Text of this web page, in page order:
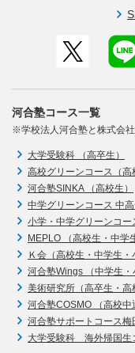
河合塾コース一覧
※学校法人河合塾と株式会
大学受験科 （高卒生）
高校グリーンコース（高
河合塾SINKA （高校生）
中学グリーンコース 中高
小学・中学グリーンコー
MEPLO （高校生・中学
Ｋ会（高校生・中学生・
河合塾Wings （中学生・
美術研究所（高卒生・高
河合塾COSMO （高校中
河合塾サポートコース梅
大学受験科 海外帰国生